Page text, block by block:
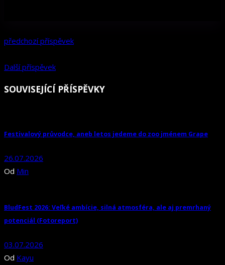
předchozí příspěvek
Další příspěvek
SOUVISEJÍCÍ PŘÍSPĚVKY
Festivalový průvodce, aneb letos jedeme do zoo jménem Grape
26.07.2026
Od Min
BludFest 2026: Veľké ambície, silná atmosféra, ale aj premrhaný
potenciál (Fotoreport)
03.07.2026
Od Kayu